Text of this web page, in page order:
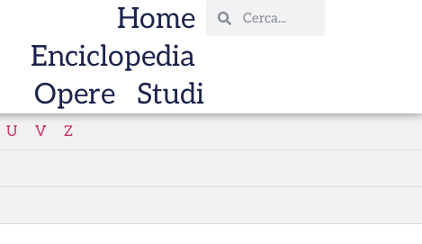
Home
Enciclopedia
Opere
Studi
U V Z